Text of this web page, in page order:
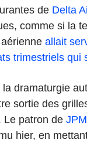
de Delta
comme si la
allait
trimestriels qui
dramaturgie
sortie des
Le patron de
hier, en